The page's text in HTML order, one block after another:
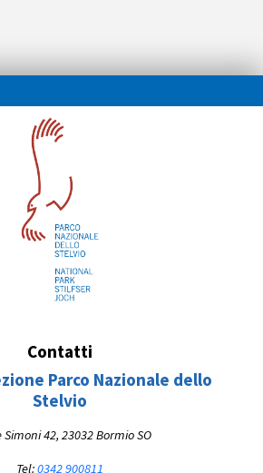
Contatti
Parco Nazionale dello
Stelvio
Simoni 42, 23032 Bormio SO
Tel:0342 900811